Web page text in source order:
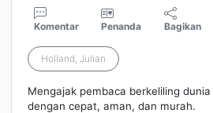
Komentar Penanda Bagikan
Holland, Julian
Mengajak pembaca berkeliling dunia
dengan cepat, aman, dan murah.